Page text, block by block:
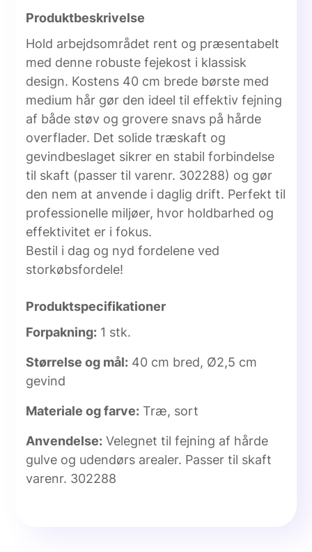
Produktbeskrivelse
Hold arbejdsområdet rent og præsentabelt
med denne robuste fejekost i klassisk
design. Kostens 40 cm brede børste med
medium hår gør den ideel til effektiv fejning
af både støv og grovere snavs på hårde
overflader. Det solide træskaft og
gevindbeslaget sikrer en stabil forbindelse
til skaft (passer til varenr. 302288) og gør
den nem at anvende i daglig drift. Perfekt til
professionelle miljøer, hvor holdbarhed og
effektivitet er i fokus.
Bestil i dag og nyd fordelene ved
storkøbsfordele!
Produktspecifikationer
Forpakning: 1 stk.
Størrelse og mål: 40 cm bred, Ø2,5 cm
gevind
Materiale og farve: Træ, sort
Anvendelse: Velegnet til fejning af hårde
gulve og udendørs arealer. Passer til skaft
varenr. 302288